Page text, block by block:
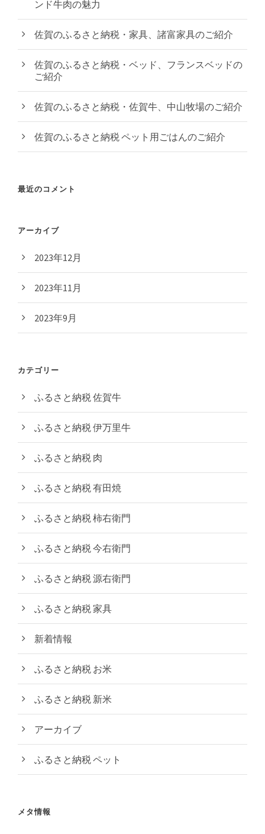
ンド牛肉の魅力
佐賀のふるさと納税・家具、諸富家具のご紹介
佐賀のふるさと納税・ベッド、フランスベッドの
ご紹介
佐賀のふるさと納税・佐賀牛、中山牧場のご紹介
佐賀のふるさと納税 ペット用ごはんのご紹介
最近のコメント
アーカイブ
2023年12月
2023年11月
2023年9月
カテゴリー
ふるさと納税 佐賀牛
ふるさと納税 伊万里牛
ふるさと納税 肉
ふるさと納税 有田焼
ふるさと納税 柿右衛門
ふるさと納税 今右衛門
ふるさと納税 源右衛門
ふるさと納税 家具
新着情報
ふるさと納税 お米
ふるさと納税 新米
アーカイブ
ふるさと納税 ペット
メタ情報